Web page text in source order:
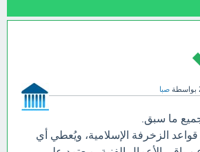
بواسطة صبا
ما سبق.
الزخرفة الإسلامية، ويُعطي أي